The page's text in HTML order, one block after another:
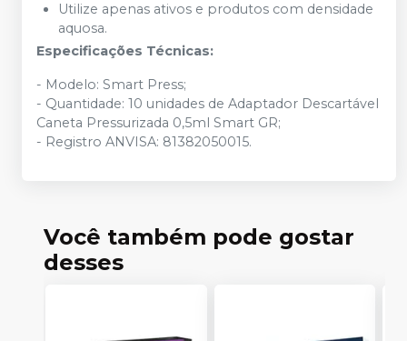
Utilize apenas ativos e produtos com densidade
aquosa.
Especificações Técnicas:
- Modelo: Smart Press;
- Quantidade: 10 unidades de Adaptador Descartável
Caneta Pressurizada 0,5ml Smart GR;
- Registro ANVISA: 81382050015.
Você também pode gostar
desses